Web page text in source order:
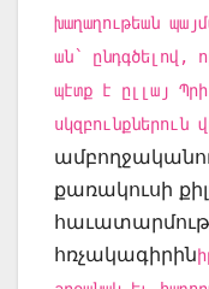
խաղաղութեան
ան՝ ընդգծելով,
պէտք է ըլլայ
սկզբունքներուն
քառակուսի
հռչակագիրին